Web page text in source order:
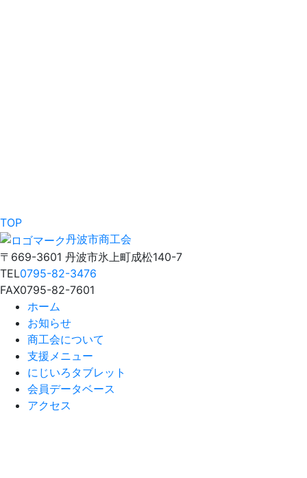
TOP
丹波市商工会
〒669-3601 丹波市氷上町成松140-7
TEL0795-82-3476
FAX0795-82-7601
ホーム
お知らせ
商工会について
支援メニュー
にじいろタブレット
会員データベース
アクセス